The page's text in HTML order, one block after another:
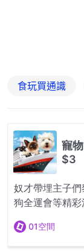
食玩買通識